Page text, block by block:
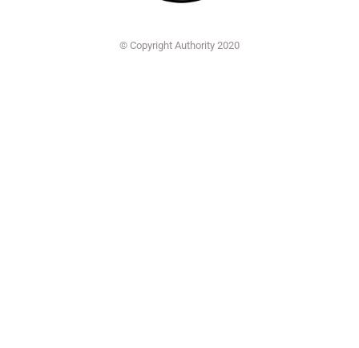
© Copyright Authority 2020